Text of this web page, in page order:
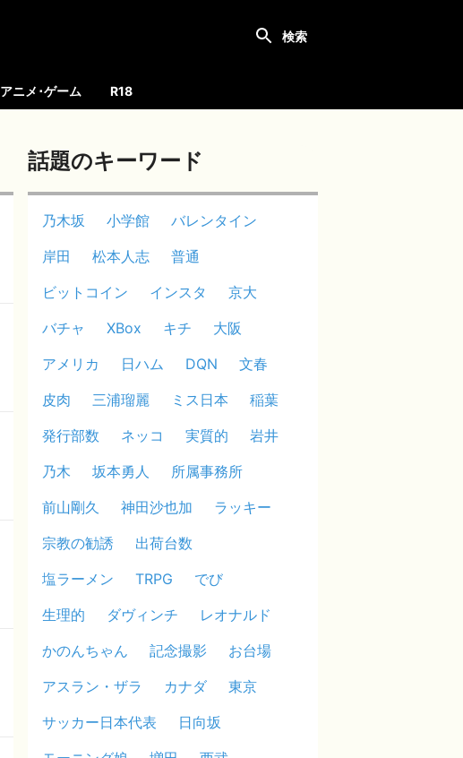
アニメ･ゲーム R18
話題のキーワード
乃木坂 小学館
バレンタイン
岸田
松本人志
普通
ビットコイン
インスタ
京大
バチャ
XBox キチ
大阪
アメリカ
日ハム DQN
文春
皮肉
三浦瑠麗 ミス日本
稲葉
発行部数
ネッコ 実質的
岩井
乃木
坂本勇人
所属事務所
前山剛久
神田沙也加
ラッキー
宗教の勧誘
出荷台数
塩ラーメン
TRPG
でび
生理的
ダヴィンチ
レオナルド
かのんちゃん
記念撮影
お台場
アスラン・ザラ
カナダ
東京
サッカー日本代表
日向坂